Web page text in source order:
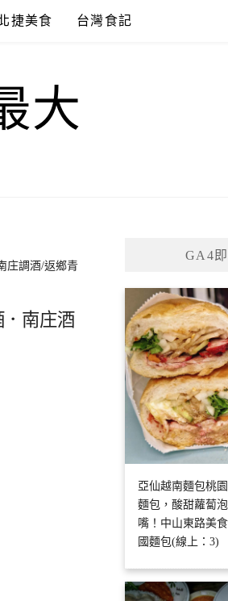
捷美食 台灣食記
大
庄調酒/返鄉青
南庄酒
GA4
亞仙越南麵包桃
麵包，酸甜蘿蔔
嘴！中山東路美
國麵包(線上：3)